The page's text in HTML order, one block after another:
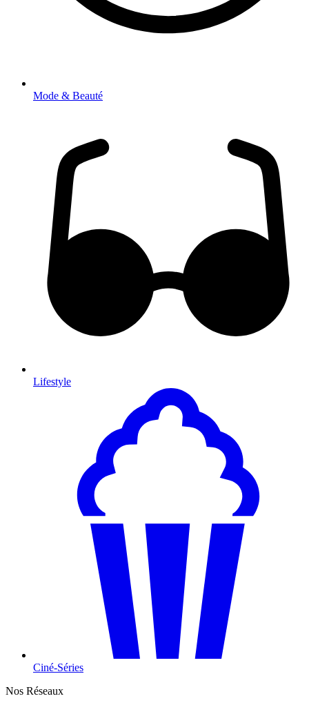
Mode & Beauté
Lifestyle
Ciné-Séries
Nos Réseaux